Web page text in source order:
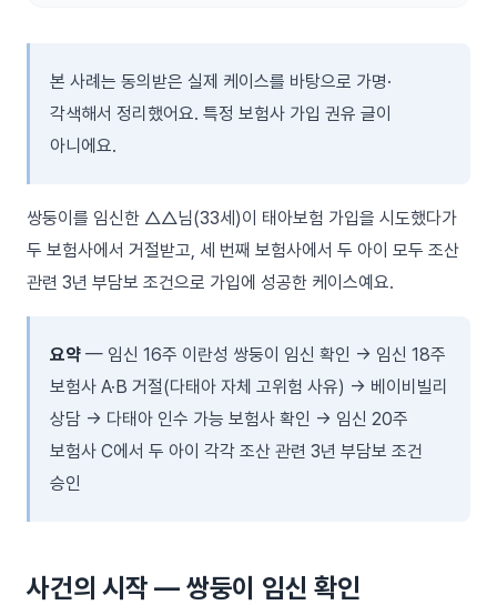
본 사례는 동의받은 실제 케이스를 바탕으로 가명·
각색해서 정리했어요. 특정 보험사 가입 권유 글이
아니에요.
쌍둥이를 임신한 △△님(33세)이 태아보험 가입을 시도했다가
두 보험사에서 거절받고, 세 번째 보험사에서 두 아이 모두 조산
관련 3년 부담보 조건으로 가입에 성공한 케이스예요.
요약 — 임신 16주 이란성 쌍둥이 임신 확인 → 임신 18주
보험사 A·B 거절(다태아 자체 고위험 사유) → 베이비빌리
상담 → 다태아 인수 가능 보험사 확인 → 임신 20주
보험사 C에서 두 아이 각각 조산 관련 3년 부담보 조건
승인
사건의 시작 — 쌍둥이 임신 확인